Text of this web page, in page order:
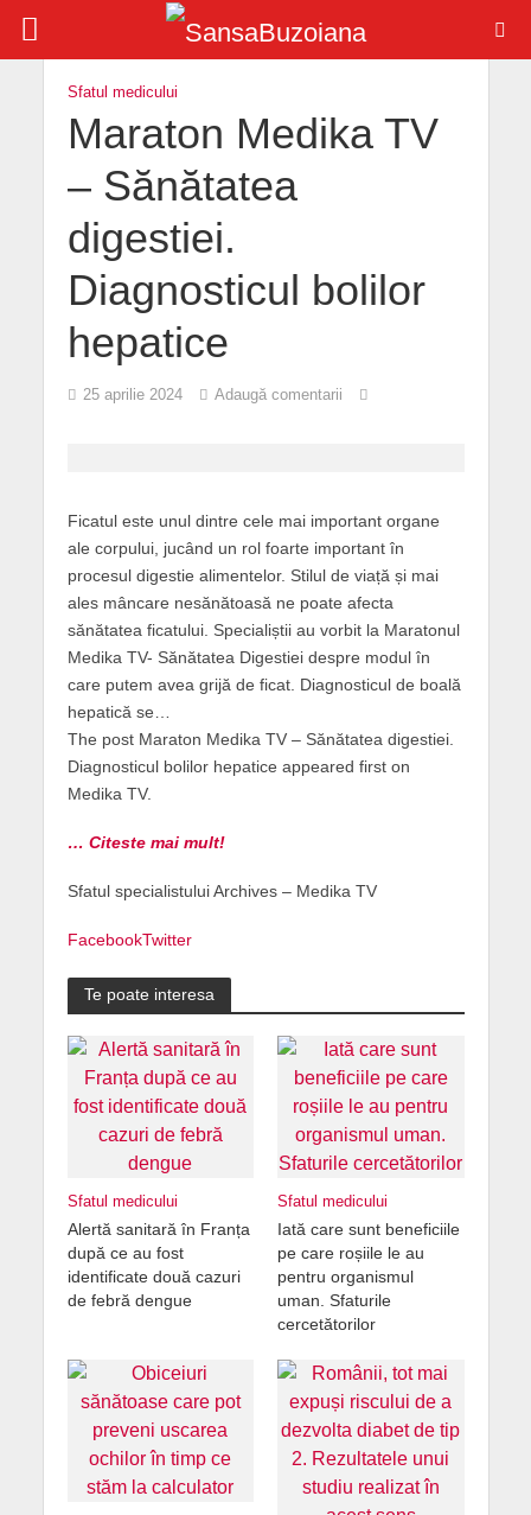
Sfatul medicului
Maraton Medika TV
– Sănătatea
digestiei.
Diagnosticul bolilor
hepatice
25 aprilie 2024 Adaugă comentarii
Ficatul este unul dintre cele mai important organe
ale corpului, jucând un rol foarte important în
procesul digestie alimentelor. Stilul de viață și mai
ales mâncare nesănătoasă ne poate afecta
sănătatea ficatului. Specialiștii au vorbit la Maratonul
Medika TV- Sănătatea Digestiei despre modul în
care putem avea grijă de ficat. Diagnosticul de boală
hepatică se…
The post Maraton Medika TV – Sănătatea digestiei.
Diagnosticul bolilor hepatice appeared first on
Medika TV.
… Citeste mai mult!
Sfatul specialistului Archives – Medika TV
FacebookTwitter
Te poate interesa
Sfatul medicului
Alertă sanitară în Franța
după ce au fost
identificate două cazuri
de febră dengue
Sfatul medicului
Iată care sunt beneficiile
pe care roșiile le au
pentru organismul
uman. Sfaturile
cercetătorilor